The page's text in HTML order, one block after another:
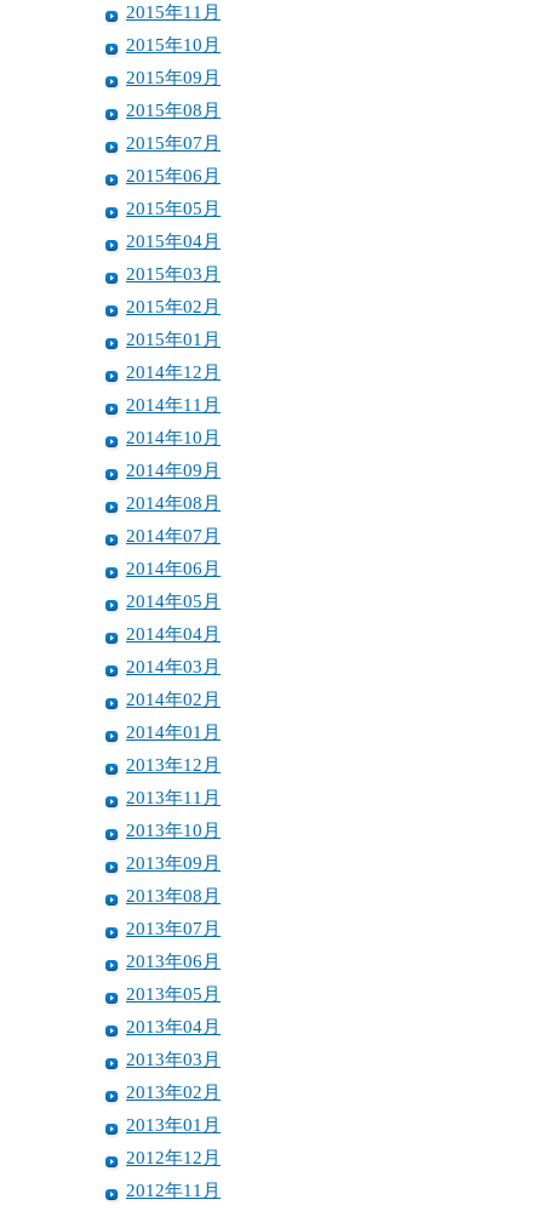
2015年11月
2015年10月
2015年09月
2015年08月
2015年07月
2015年06月
2015年05月
2015年04月
2015年03月
2015年02月
2015年01月
2014年12月
2014年11月
2014年10月
2014年09月
2014年08月
2014年07月
2014年06月
2014年05月
2014年04月
2014年03月
2014年02月
2014年01月
2013年12月
2013年11月
2013年10月
2013年09月
2013年08月
2013年07月
2013年06月
2013年05月
2013年04月
2013年03月
2013年02月
2013年01月
2012年12月
2012年11月